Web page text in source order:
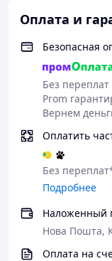
Оплата и
Безопасная
Без переплат
Prom
Вернем
Оплатить
Без
Подробнее
Наложенный
Нова Пошта,
Оплата на